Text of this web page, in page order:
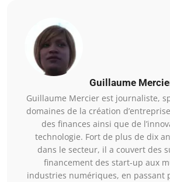
Guillaume
Guillaume Mercier est journaliste,
domaines de la création
des finances ainsi que de
technologie. Fort de plus de dix
dans le secteur, il a couvert des
financement des start-up aux
industries numériques, en passant